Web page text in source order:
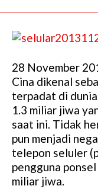
28 November
Cina dikenal
terpadat di
1.3 miliar jiwa
saat ini. Tidak
pun menjadi
telepon seluler
pengguna
miliar jiwa.